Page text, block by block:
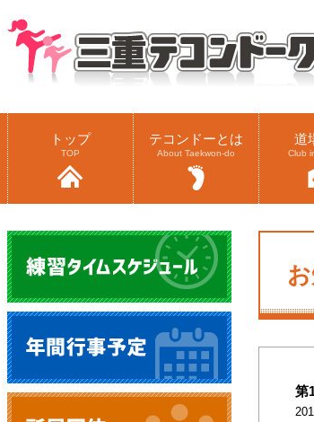
トップ
TOP
テコンドーとは
About Taekwon-do
道
Club
第